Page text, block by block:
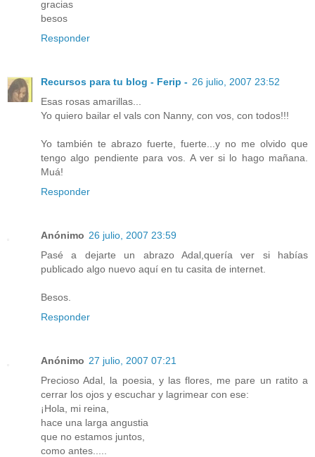
gracias
besos
Responder
Recursos para tu blog - Ferip - 26 julio, 2007 23:52
Esas rosas amarillas...
Yo quiero bailar el vals con Nanny, con vos, con todos!!!
Yo también te abrazo fuerte, fuerte...y no me olvido que
tengo algo pendiente para vos. A ver si lo hago mañana.
Muá!
Responder
Anónimo 26 julio, 2007 23:59
Pasé a dejarte un abrazo Adal,quería ver si habías
publicado algo nuevo aquí en tu casita de internet.
Besos.
Responder
Anónimo 27 julio, 2007 07:21
Precioso Adal, la poesia, y las flores, me pare un ratito a
cerrar los ojos y escuchar y lagrimear con ese:
¡Hola, mi reina,
hace una larga angustia
que no estamos juntos,
como antes.....